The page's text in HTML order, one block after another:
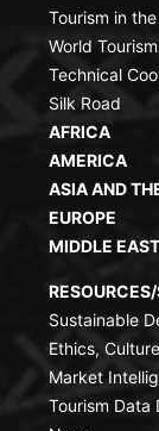
Tourism in
World
Technical
Silk Road
AFRICA
AMERICA
ASIA AND
EUROPE
MIDDLE EAST
Sustainable
Ethics,
Market
Tourism Data